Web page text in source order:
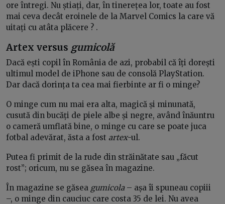
ore întregi. Nu știați, dar, în tinerețea lor, toate au fost
mai ceva decât eroinele de la Marvel Comics la care vă
uitați cu atâta plăcere ? .
Artex versus gumicolă
Dacă ești copil în România de azi, probabil că îți dorești
ultimul model de iPhone sau de consolă PlayStation.
Dar dacă dorința ta cea mai fierbinte ar fi o minge?
O minge cum nu mai era alta, magică și minunată,
cusută din bucăți de piele albe și negre, având înăuntru
o cameră umflată bine, o minge cu care se poate juca
fotbal adevărat, ăsta a fost artex-ul.
Putea fi primit de la rude din străinătate sau „făcut
rost”; oricum, nu se găsea în magazine.
În magazine se găsea gumicola– așa îi spuneau copiii
–, o minge din cauciuc care costa 35 de lei. Nu avea